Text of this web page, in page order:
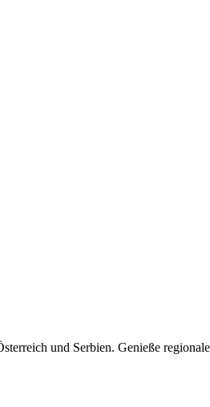
und Serbien. Genieße